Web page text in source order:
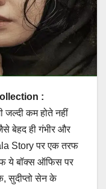
:
जल्दी कम होते नहीं
बेहद ही गंभीर और
Story पर एक तरफ
ये बॉक्स ऑफिस पर
सुदीप्तो सेन के